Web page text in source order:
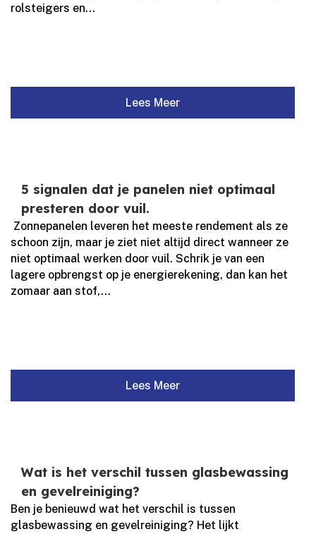
rolsteigers en...
Lees Meer
5 signalen dat je panelen niet optimaal
presteren door vuil.
​ Zonnepanelen leveren het meeste rendement als ze
schoon zijn, maar je ziet niet altijd direct wanneer ze
niet optimaal werken door vuil.​ Schrik je van een
lagere opbrengst op je energierekening, dan kan het
zomaar aan stof,...
Lees Meer
Wat is het verschil tussen glasbewassing
en gevelreiniging?
Ben je benieuwd wat het verschil is tussen
glasbewassing en gevelreiniging? Het lijkt